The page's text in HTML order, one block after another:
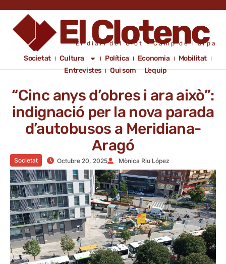
El diari del Clot - Camp de l'arpa
Societat Cultura Política Economia
Mobilitat
Entrevistes
Qui som L’equip
“Cinc anys d’obres i ara això”:
indignació per la nova parada
d’autobusos a Meridiana-
Aragó
Societat Octubre 20, 2025 Mònica Riu López